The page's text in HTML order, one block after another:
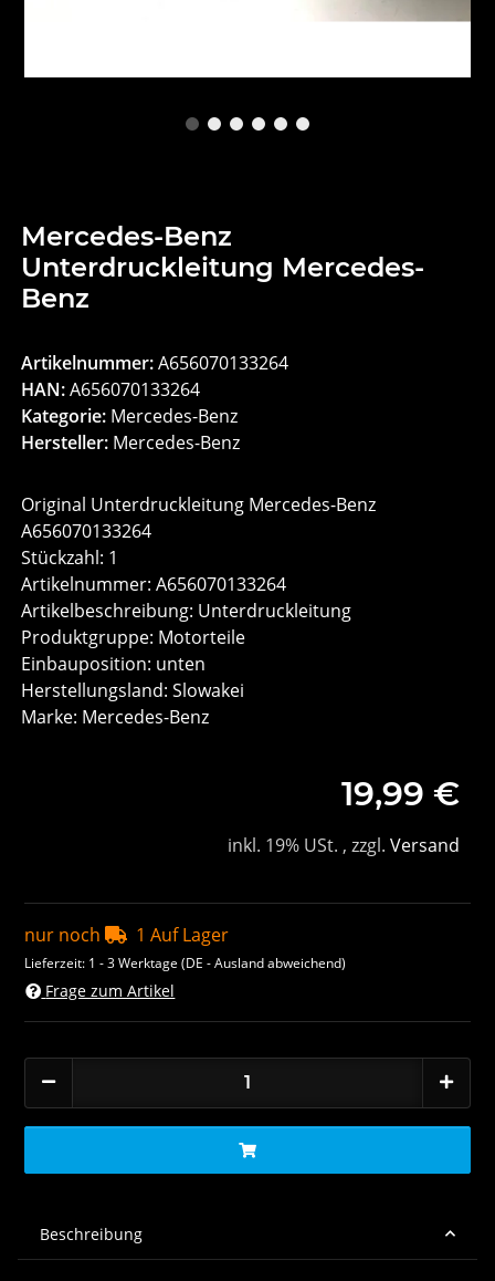
Mercedes-Benz
Unterdruckleitung Mercedes-
Benz
Artikelnummer:A656070133264
HAN:A656070133264
Kategorie: Mercedes-Benz
Hersteller: Mercedes-Benz
Original Unterdruckleitung Mercedes-Benz
A656070133264
Stückzahl: 1
Artikelnummer: A656070133264
Artikelbeschreibung: Unterdruckleitung
Produktgruppe: Motorteile
Einbauposition: unten
Herstellungsland: Slowakei
Marke: Mercedes-Benz
19,99 €
inkl. 19% USt. , zzgl. Versand
nur noch 1 Auf Lager
Lieferzeit: 1 - 3 Werktage(DE - Ausland abweichend)
Frage zum Artikel
Beschreibung